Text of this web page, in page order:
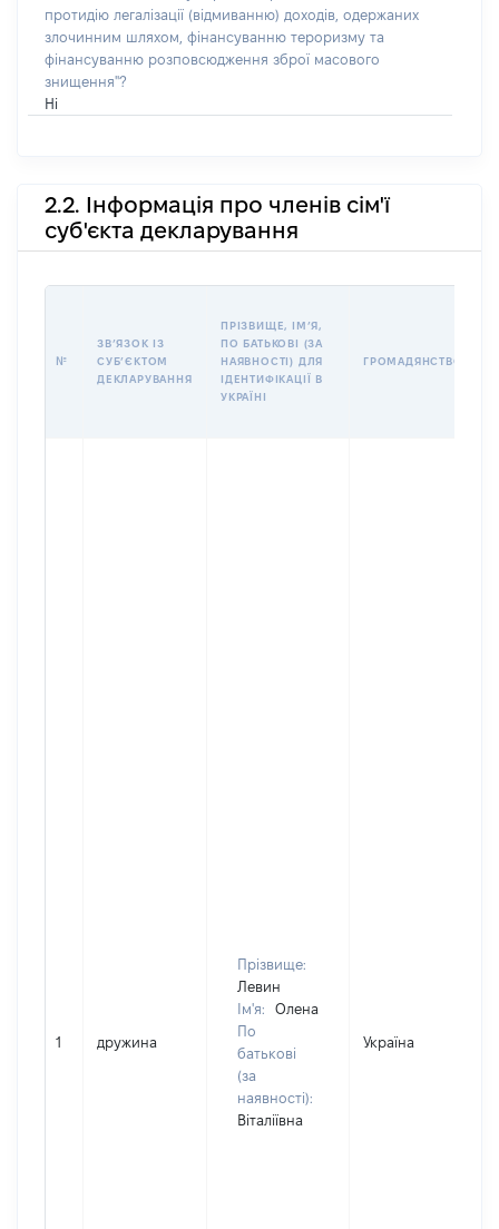
протидію легалізації (відмиванню) доходів, одержаних
злочинним шляхом, фінансуванню тероризму та
фінансуванню розповсюдження зброї масового
знищення"?
Ні
2.2. Інформація про членів сім'ї
суб'єкта декларування
№
ЗВʼЯЗОК ІЗ
СУБʼЄКТОМ
ДЕКЛАРУВАННЯ
ПРІЗВИЩЕ, ІМʼЯ,
ПО БАТЬКОВІ (ЗА
НАЯВНОСТІ) ДЛЯ
ІДЕНТИФІКАЦІЇ В
УКРАЇНІ
ГРОМАДЯНСТВО
1 дружина
Прізвище:
Левин
Ім'я:
Олена
По
батькові
(за
наявності):
Віталіївна
Україна